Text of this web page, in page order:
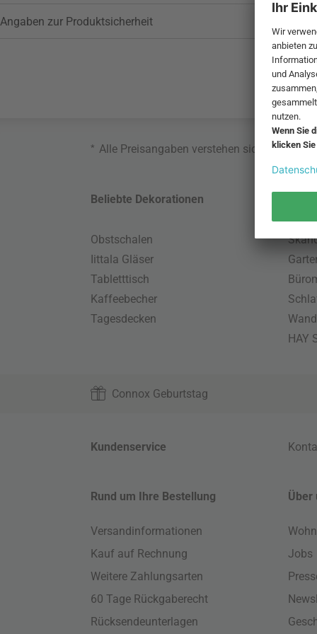
Angaben zur Produktsicherheit
* Alle Preisangaben verstehen sich inklusive
Beliebte Dekorationen
Obstschalen
Iittala Gläser
Tabletttisch
Kaffeebecher
Tagesdecken
HAY
Connox Geburtstag
Kundenservice
Rund um Ihre Bestellung
Versandinformationen
Kauf auf Rechnung
Weitere Zahlungsarten
60 Tage Rückgaberecht
Rücksendeunterlagen
Über
Jobs